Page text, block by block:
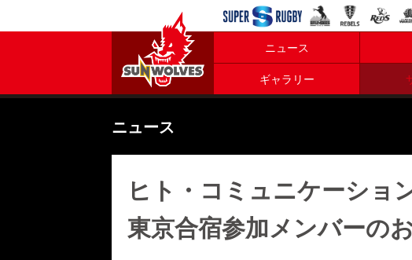
ニュース
ギャラリー
ニュース
ヒト・コミュニケーショ
東京合宿参加メンバーの